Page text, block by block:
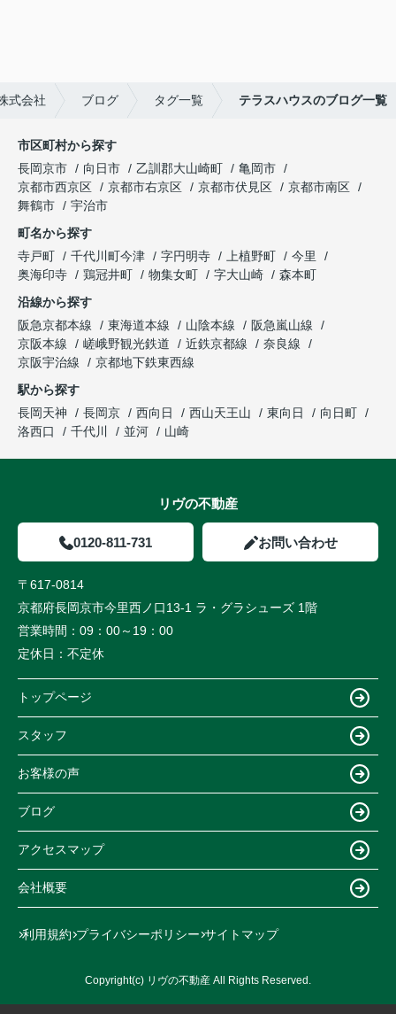
式会社 ブログ タグ一覧 テラスハウスのブログ一覧
市区町村から探す
長岡京市
向日市 乙訓郡大山崎町
亀岡市
京都市西京区
京都市右京区 京都市伏見区
京都市南区
舞鶴市
宇治市
町名から探す
寺戸町
千代川町今津 字円明寺 上植野町
今里
奥海印寺
鶏冠井町 物集女町 字大山崎
森本町
沿線から探す
阪急京都本線
東海道本線 山陰本線
阪急嵐山線
京阪本線
嵯峨野観光鉄道 近鉄京都線
奈良線
京阪宇治線
京都地下鉄東西線
駅から探す
長岡天神
長岡京 西向日 西山天王山 東向日
向日町
洛西口
千代川 並河 山崎
リヴの不動産
0120-811-731 お問い合わせ
〒617-0814
京都府長岡京市今里西ノ口13-1 ラ・グラシューズ 1階
営業時間： 09：00～19：00
定休日： 不定休
トップページ
スタッフ
お客様の声
ブログ
アクセスマップ
会社概要
利用規約 プライバシーポリシー サイトマップ
Copyright(c) リヴの不動産 All Rights Reserved.